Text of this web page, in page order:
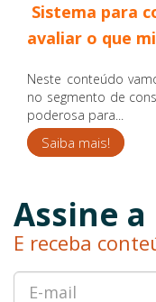
Sistema para
avaliar o que
Neste conteúdo
no segmento de
poderosa para...
Saiba mais!
Assine
E receba